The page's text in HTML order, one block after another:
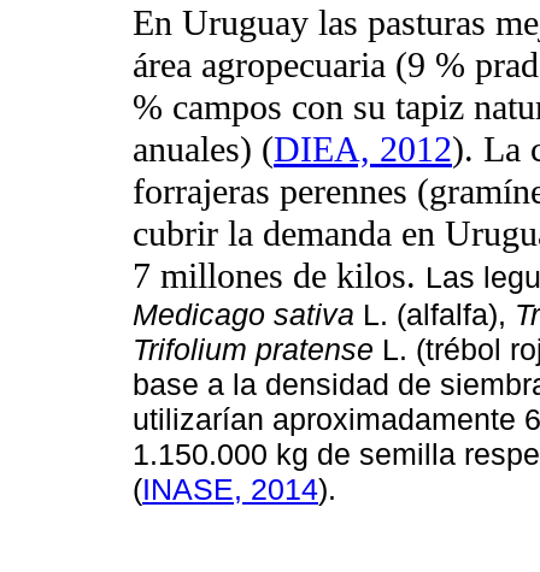
En Uruguay las pasturas
área agropecuaria (9 %
% campos con su tapiz
anuales) (DIEA, 2012). La
forrajeras perennes
cubrir la demanda en
7 millones de kilos. Las
Medicago sativa L. (alfalfa),
Trifolium pratense L. (trébol
base a la densidad de
utilizarían aproximadamente
1.150.000 kg de semilla
(INASE, 2014).